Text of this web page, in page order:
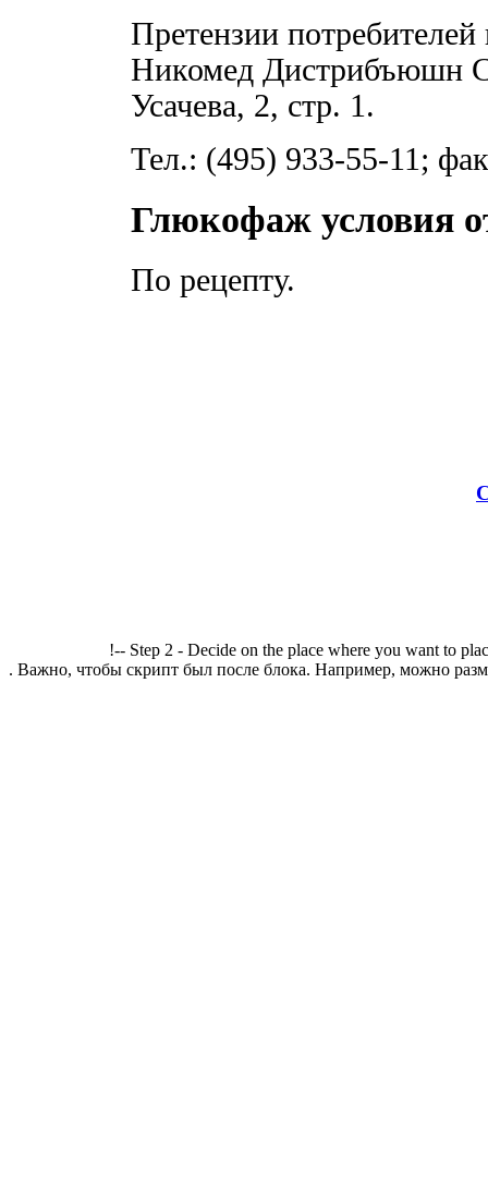
Претензии
Никомед Дистрибъюшн
Усачева, 2, стр. 1.
Тел.: (495) 933-55-11;
Глюкофаж условия
По рецепту.
!-- Step 2 - Decide on the place where you want to
. Важно, чтобы скрипт был после блока. Например, можно